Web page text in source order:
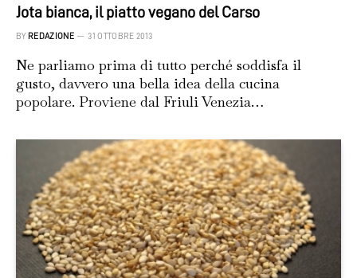
Jota bianca, il piatto vegano del Carso
BY REDAZIONE 31 OTTOBRE 2013
Ne parliamo prima di tutto perché soddisfa il
gusto, davvero una bella idea della cucina
popolare. Proviene dal Friuli Venezia…